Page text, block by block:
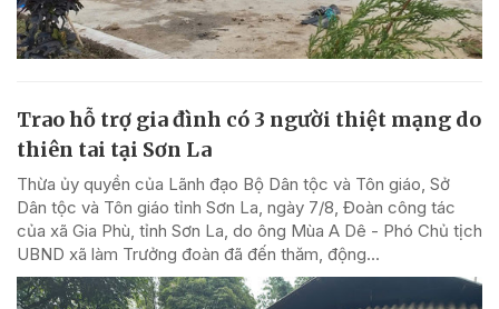
Trao hỗ trợ gia đình có 3 người thiệt mạng do
thiên tai tại Sơn La
Thừa ủy quyền của Lãnh đạo Bộ Dân tộc và Tôn giáo, Sở
Dân tộc và Tôn giáo tỉnh Sơn La, ngày 7/8, Đoàn công tác
của xã Gia Phù, tỉnh Sơn La, do ông Mùa A Dê - Phó Chủ tịch
UBND xã làm Trưởng đoàn đã đến thăm, động...